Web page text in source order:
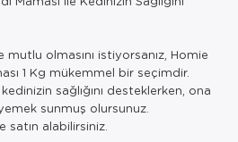
mutlu olmasını istiyorsanız, Homie
1 Kg mükemmel bir seçimdir.
sağlığını desteklerken, ona
sunmuş olursunuz.
alabilirsiniz.